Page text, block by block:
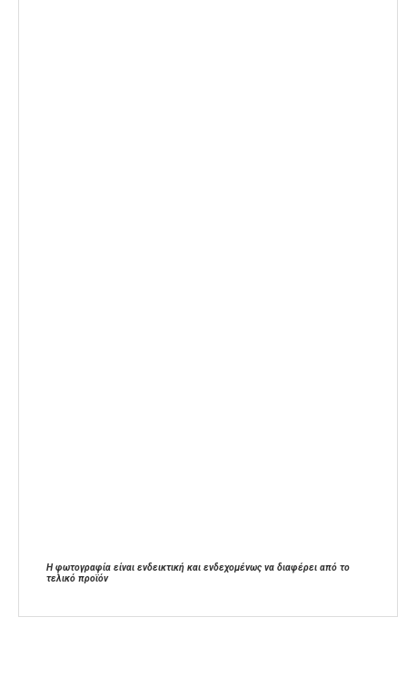
Η φωτογραφία είναι ενδεικτική και ενδεχομένως να διαφέρει από το
τελικό προϊόν